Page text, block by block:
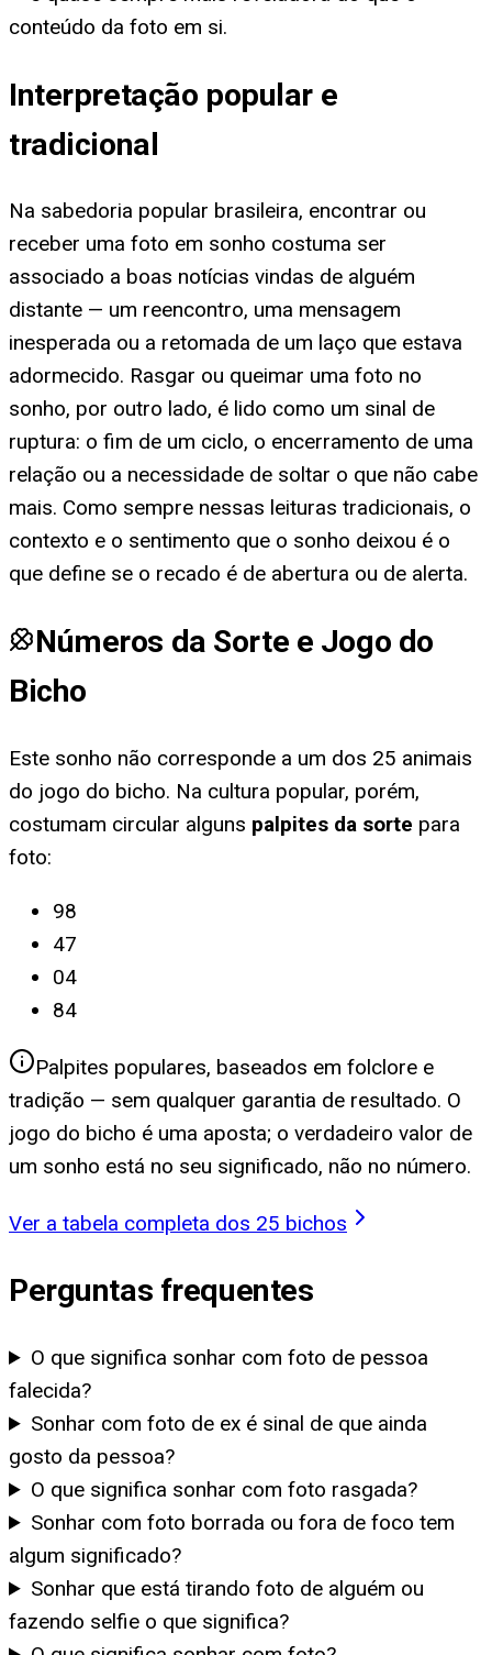
conteúdo da foto em si.
Interpretação popular e
tradicional
Na sabedoria popular brasileira, encontrar ou
receber uma foto em sonho costuma ser
associado a boas notícias vindas de alguém
distante — um reencontro, uma mensagem
inesperada ou a retomada de um laço que estava
adormecido. Rasgar ou queimar uma foto no
sonho, por outro lado, é lido como um sinal de
ruptura: o fim de um ciclo, o encerramento de uma
relação ou a necessidade de soltar o que não cabe
mais. Como sempre nessas leituras tradicionais, o
contexto e o sentimento que o sonho deixou é o
que define se o recado é de abertura ou de alerta.
Números da Sorte e Jogo do
Bicho
Este sonho não corresponde a um dos 25 animais
do jogo do bicho. Na cultura popular, porém,
costumam circular alguns palpites da sorte para
foto:
98
47
04
84
Palpites populares, baseados em folclore e
tradição — sem qualquer garantia de resultado. O
jogo do bicho é uma aposta; o verdadeiro valor de
um sonho está no seu significado, não no número.
Ver a tabela completa dos 25 bichos
Perguntas frequentes
O que significa sonhar com foto de pessoa
falecida?
Sonhar com foto de ex é sinal de que ainda
gosto da pessoa?
O que significa sonhar com foto rasgada?
Sonhar com foto borrada ou fora de foco tem
algum significado?
Sonhar que está tirando foto de alguém ou
fazendo selfie o que significa?